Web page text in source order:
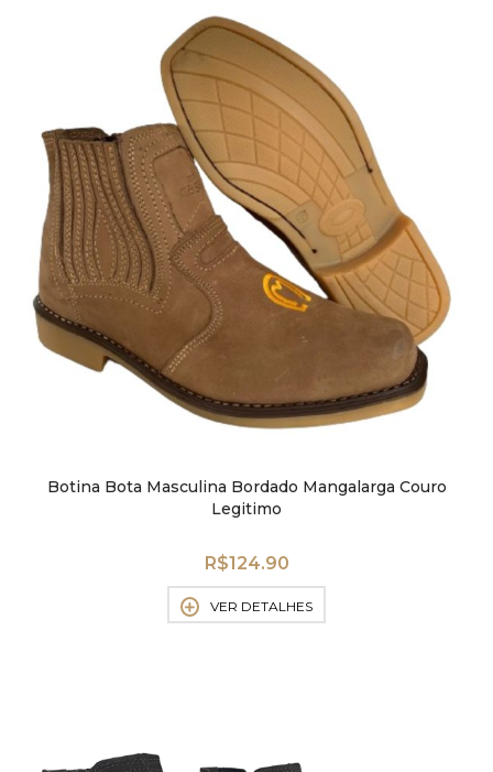
Botina Bota Masculina Bordado Mangalarga Couro
Legitimo
R$124.90
VER DETALHES